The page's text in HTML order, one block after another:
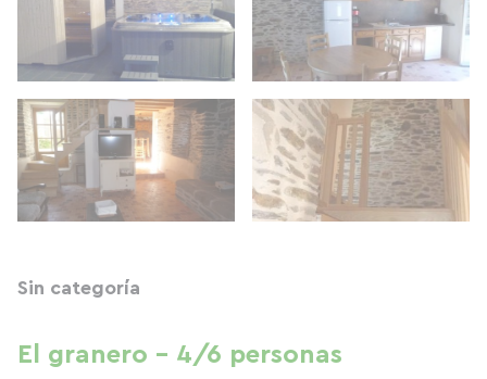
Sin categoría
El granero - 4/6 personas